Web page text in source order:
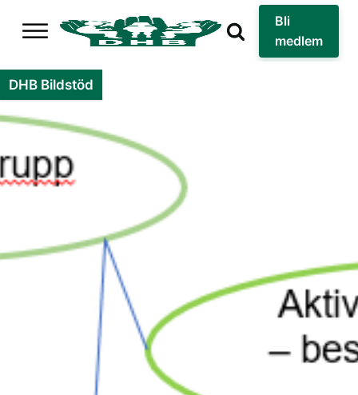
Bli
medlem
DHB Bildstöd